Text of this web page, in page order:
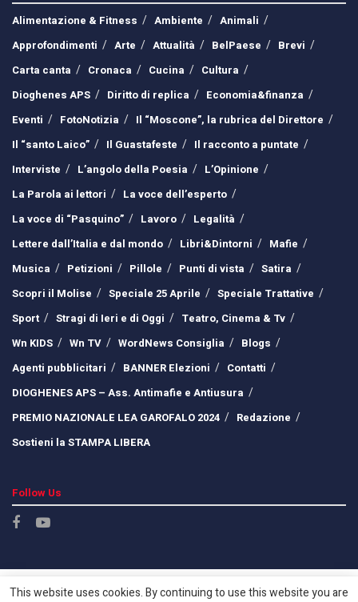
Alimentazione & Fitness
Ambiente
Animali
Approfondimenti
Arte Attualità BelPaese
Brevi
Carta canta
Cronaca Cucina
Cultura
Dioghenes APS
Diritto di replica
Economia&finanza
Eventi
FotoNotizia
Il “Moscone”, la rubrica del Direttore
Il “santo Laico”
Il Guastafeste
Il racconto a puntate
Interviste
L’angolo della Poesia
L’Opinione
La Parola ai lettori
La voce dell’esperto
La voce di “Pasquino”
Lavoro
Legalità
Lettere dall’Italia e dal mondo
Libri&Dintorni
Mafie
Musica
Petizioni Pillole Punti di vista
Satira
Scopri il Molise
Speciale 25 Aprile
Speciale Trattative
Sport
Stragi di Ieri e di Oggi
Teatro, Cinema & Tv
Wn KIDS
Wn TV WordNews Consiglia
Blogs
Agenti pubblicitari
BANNER Elezioni
Contatti
DIOGHENES APS – Ass. Antimafie e Antiusura
PREMIO NAZIONALE LEA GAROFALO 2024
Redazione
Sostieni la STAMPA LIBERA
Follow Us
This website uses cookies. By continuing to use this website you are